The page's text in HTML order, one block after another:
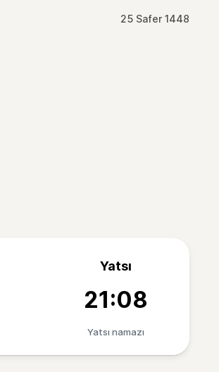
25 Safer 1448
Yatsı
21:08
Yatsı namazı